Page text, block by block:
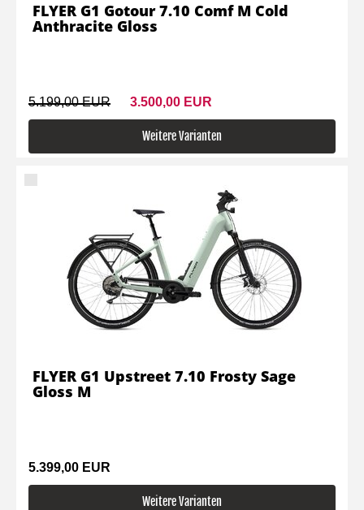
5.199,00 EUR 3.500,00 EUR
Weitere Varianten
FLYER G1 Gotour 7.10 Comf M Cold
Anthracite Gloss
5.399,00 EUR
Weitere Varianten
FLYER G1 Upstreet 7.10 Frosty Sage
Gloss M